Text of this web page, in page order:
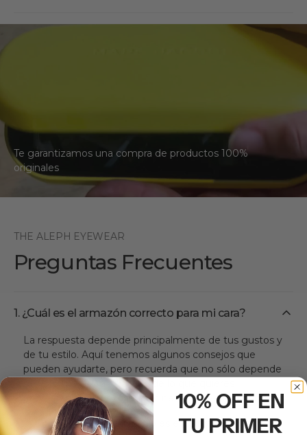
Te garantizamos una compra de productos 100%
originales
THE ALEPH EYEWEAR
Preguntas Frecuentes
1. ¿Cuál es el armazón correcto para mi cara?
La respuesta depende principalmente de tus gustos y
de tu estilo. Aquí tenemos algunos consejos que
pueden ayudarte, pero recuerda que no sólo depende
de la forma de tu cara sino de lo que quieres
proyectar. ¡Tú eres quien define cómo ves el mundo!
Cara ovalada:tu rostro es equilibrado,
10% OFF EN
TU PRIMER